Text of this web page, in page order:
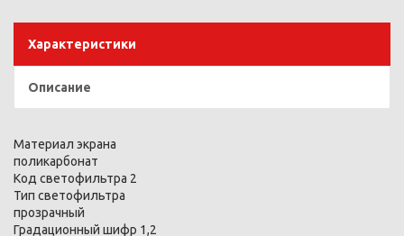
Характеристики
Описание
Материал экрана
поликарбонат
Код светофильтра 2
Тип светофильтра
прозрачный
Градационный шифр 1,2